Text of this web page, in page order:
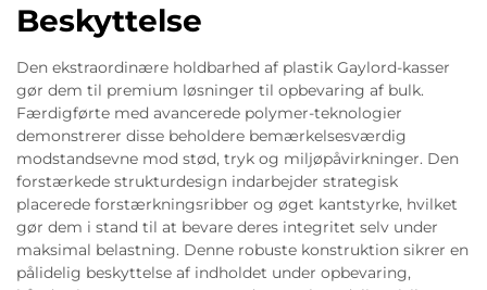
Beskyttelse
Den ekstraordinære holdbarhed af plastik Gaylord-kasser
gør dem til premium løsninger til opbevaring af bulk.
Færdigførte med avancerede polymer-teknologier
demonstrerer disse beholdere bemærkelsesværdig
modstandsevne mod stød, tryk og miljøpåvirkninger. Den
forstærkede strukturdesign indarbejder strategisk
placerede forstærkningsribber og øget kantstyrke, hvilket
gør dem i stand til at bevare deres integritet selv under
maksimal belastning. Denne robuste konstruktion sikrer en
pålidelig beskyttelse af indholdet under opbevaring,